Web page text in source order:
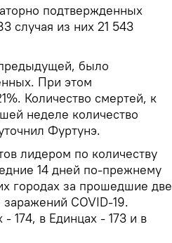
подтвержденных
случая из них 21 543
было
При этом
Количество смертей, к
неделе количество
Фуртунэ.
лидером по количеству
14 дней по-прежнему
городах за прошедшие две
COVID-19.
174, в Единцах - 173 и в